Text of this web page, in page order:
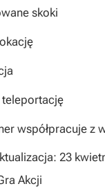
skoki
teleportację
współpracuje z
23
Akcji